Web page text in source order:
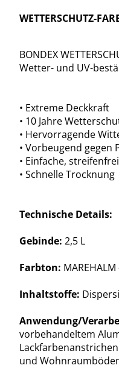
WETTERSCHUTZ-
BONDEX
Wetter- und UV-
• Extreme Deckkraft
• 10 Jahre
• Hervorragende
• Vorbeugend gegen
• Einfache,
• Schnelle Trocknung
Technische Details:
Gebinde: 2,5 L
Farbton:
Inhaltstoffe:
Anwendung/
vorbehandeltem
und